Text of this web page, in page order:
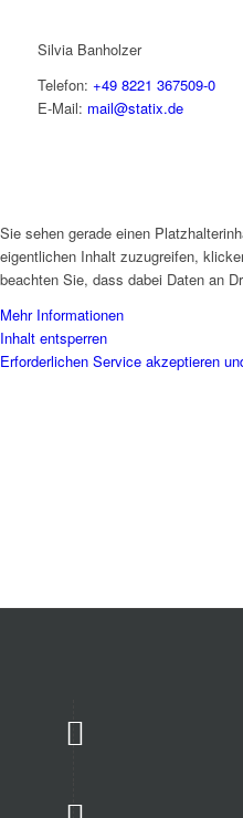
Silvia Banholzer
Telefon: +49 8221 367509-0
E-Mail: mail@statix.de
Sie sehen gerade einen
eigentlichen Inhalt zuzugreifen,
beachten Sie, dass dabei Daten an
Mehr Informationen
Inhalt entsperren
Erforderlichen Service akzeptieren